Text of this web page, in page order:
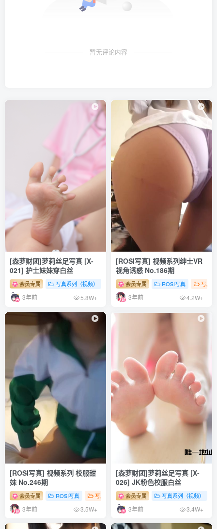
ElyEE子 – NO.167 Red panda & Apple 小熊貓蘋果香 [30P-
ElyEE子 – NO.166 Marian ~Nikke瑪麗安 [15P-56MB]
ElyEE子 – NO.165 2024年05月订阅 [70P-188MB]
ElyEE子 – NO.164 17°C Pink Sakura17°C粉櫻 [43P1V-
149MB]
ElyEE子 – NO.163 Bunny Girl [15P1V-88MB]
[6.11补2]
ElyEE子 – NO.162 Marin OL [23P／58MB]
ElyEE子 – NO.161 Winter Market Lamb [36P+3V／147MB]
[5.18]
ElyEE子 – NO.160 Summer Kiara [21P+3V／81MB]
[5.12]
ElyEE子 – NO.159 Marin Kitagawa – Maid [18P+1V／48MB]
[4.9]
ElyEE子 – NO.158 红色 KNITTING[52P-110.2M]
[4.7]
ElyEE子 – NO.157 白色 KNITTING[52P-159.3M]
[2.24]
暂无评论内容
[森萝财团]萝莉丝足写真 [X-
021] 护士妹妹穿白丝
会员专属 写真系列（视频） 森罗财团 # 足控 # 丝袜 # 少女
3年前 5.8W+
[ROSI写真] 视频系列绅士VR
视角诱惑 No.186期
会员专属 ROSI写真 写真
3年前 4.2W+
[ROSI写真] 视频系列 校服甜
妹 No.246期
会员专属 ROSI写真 写真系列（视频） # 性感 # 足控 # 少女
3年前 3.5W+
[森萝财团]萝莉丝足写真 [X-
026] JK粉色校服白丝
会员专属 写真系列（视频）
3年前 3.4W+